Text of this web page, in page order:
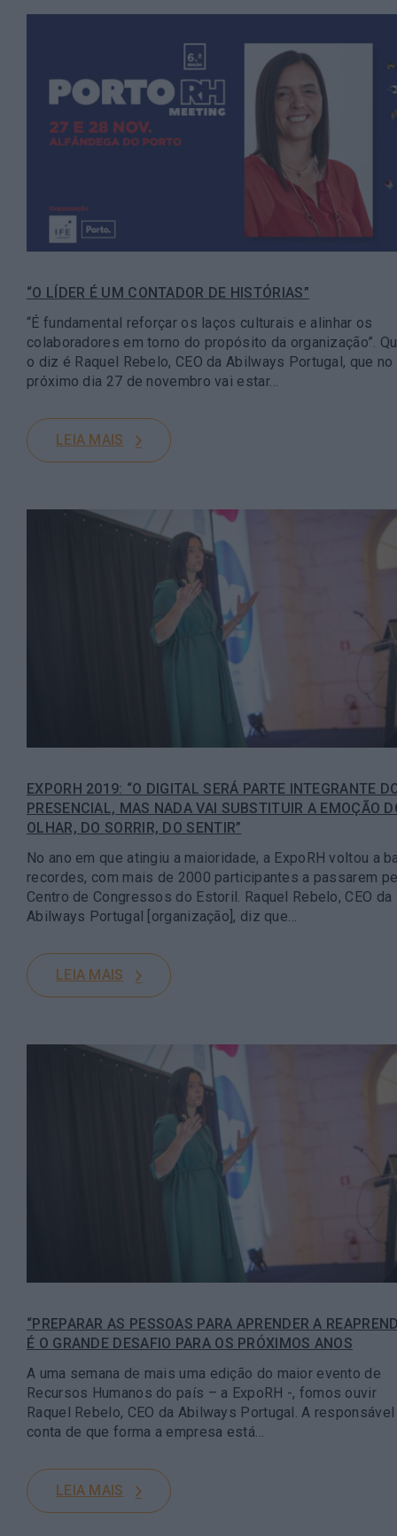
“O LÍDER É UM CONTADOR DE HISTÓRIAS”
“É fundamental reforçar os laços culturais e alinhar os
colaboradores em torno do propósito da organização”.
o diz é Raquel Rebelo, CEO da Abilways Portugal, que no
próximo dia 27 de novembro vai estar…
LEIA MAIS
EXPORH 2019: “O DIGITAL SERÁ PARTE INTEGRANTE
PRESENCIAL, MAS NADA VAI SUBSTITUIR A EMOÇÃO
OLHAR, DO SORRIR, DO SENTIR”
No ano em que atingiu a maioridade, a ExpoRH voltou a
recordes, com mais de 2000 participantes a passarem
Centro de Congressos do Estoril. Raquel Rebelo, CEO da
Abilways Portugal [organização], diz que…
LEIA MAIS
“PREPARAR AS PESSOAS PARA APRENDER A
É O GRANDE DESAFIO PARA OS PRÓXIMOS ANOS
A uma semana de mais uma edição do maior evento de
Recursos Humanos do país – a ExpoRH -, fomos ouvir
Raquel Rebelo, CEO da Abilways Portugal. A responsável
conta de que forma a empresa está…
LEIA MAIS